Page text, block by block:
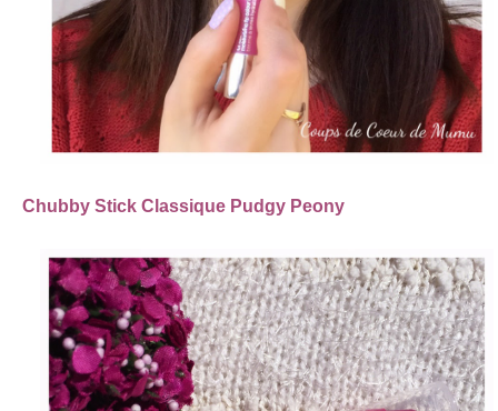
Chubby Stick Classique Pudgy Peony